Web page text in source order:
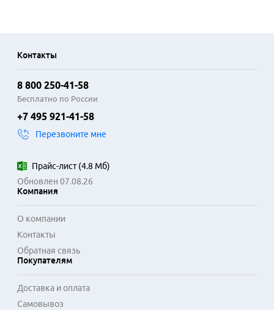
Контакты
8 800 250-41-58
Бесплатно по России
+7 495 921-41-58
Перезвоните мне
Прайс-лист(4.8 Мб)
Обновлен 07.08.26
Компания
О компании
Контакты
Обратная связь
Покупателям
Доставка и оплата
Самовывоз